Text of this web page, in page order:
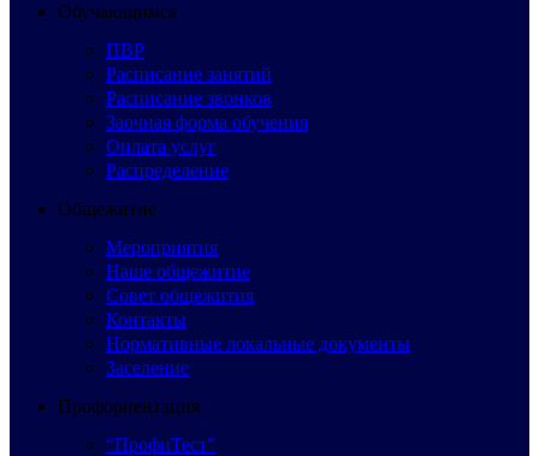
Обучающимся
ПВР
Расписание занятий
Расписание звонков
Заочная форма обучения
Оплата услуг
Распределение
Общежитие
Мероприятия
Наше общежитие
Совет общежития
Контакты
Нормативные локальные документы
Заселение
Профориентация
“ПрофиТест”